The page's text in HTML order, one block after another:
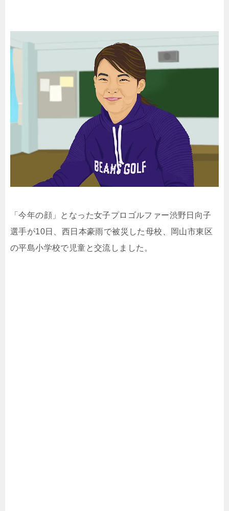
「今年の顔」となった女子プロゴルファー渋野日向子
選手が10日、西日本豪雨で被災した母校、岡山市東区
の平島小学校で児童と交流しました。